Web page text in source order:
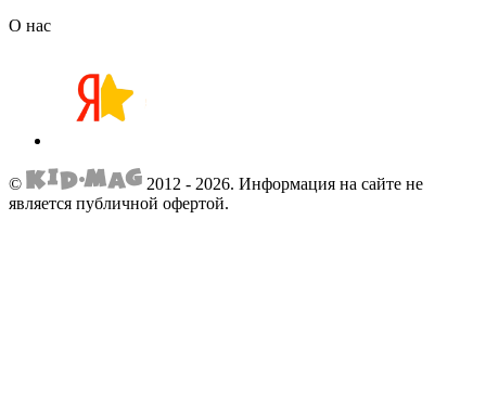
О нас
© 2012 - 2026. Информация на сайте не
является публичной офертой.